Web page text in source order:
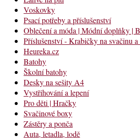
Voskovky
Psací potřeby a příslušenství
Oblečení a móda | Módní doplňky |
Příslušenství - Krabičky na svačinu
Heureka.cz
Batohy
Školní batohy
Desky na sešity A4
Vystřihování a lepení
Pro děti | Hračky
Svačinové boxy
Zástěry a ponča
Auta, letadla, lodě